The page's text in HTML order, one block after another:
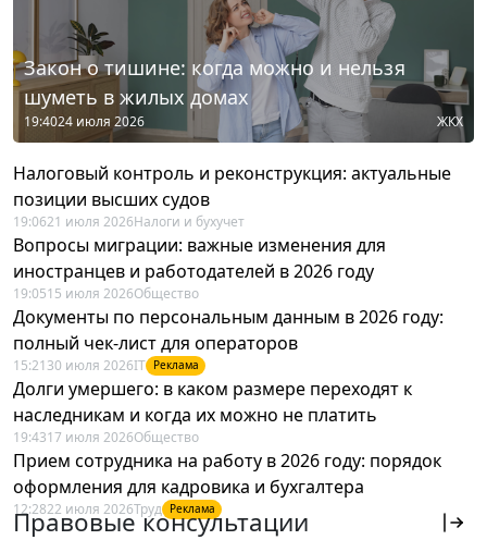
Закон о тишине: когда можно и нельзя
шуметь в жилых домах
19:4024 июля 2026 ЖКХ
Налоговый контроль и реконструкция: актуальные
позиции высших судов
19:0621 июля 2026Налоги и бухучет
Вопросы миграции: важные изменения для
иностранцев и работодателей в 2026 году
19:0515 июля 2026Общество
Документы по персональным данным в 2026 году:
полный чек-лист для операторов
15:21 30 июля 2026IT Реклама
Долги умершего: в каком размере переходят к
наследникам и когда их можно не платить
19:4317 июля 2026Общество
Прием сотрудника на работу в 2026 году: порядок
оформления для кадровика и бухгалтера
12:2822 июля 2026Труд Реклама
Правовые консультации